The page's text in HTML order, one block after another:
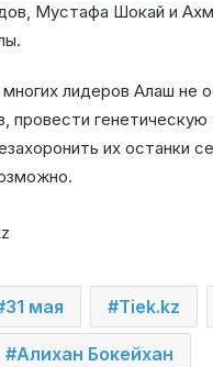
Мустафа Шокай и
лидеров Алаш не
провести генетическую
их останки
31 мая Tiek.kz
Алихан Бокейхан